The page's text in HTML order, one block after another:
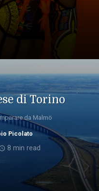
di Torino
da Malmö
Picolato
8 min read